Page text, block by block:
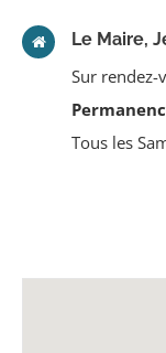
Le Maire,
Sur rendez-
Tous les